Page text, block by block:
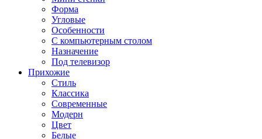
Форма
Угловые
Особенности
С компьютерным столом
Назначение
Под телевизор
Прихожие
Стиль
Классика
Современные
Модерн
Цвет
Белые